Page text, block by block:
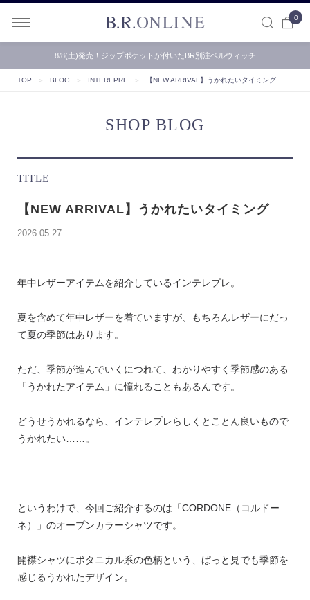
0
8/8(土)発売！ジップポケットが付いたBR別注ベルウィッチ
TOP ＞ BLOG ＞ INTEREPRE ＞ 【NEW ARRIVAL】うかれたいタイミング
SHOP BLOG
TITLE
【NEW ARRIVAL】うかれたいタイミング
2026.05.27
年中レザーアイテムを紹介しているインテレプレ。
夏を含めて年中レザーを着ていますが、もちろんレザーにだっ
て夏の季節はあります。
ただ、季節が進んでいくにつれて、わかりやすく季節感のある
「うかれたアイテム」に憧れることもあるんです。
どうせうかれるなら、インテレプレらしくとことん良いもので
うかれたい……。
というわけで、今回ご紹介するのは「CORDONE（コルドー
ネ）」のオープンカラーシャツです。
開襟シャツにボタニカル系の色柄という、ぱっと見でも季節を
感じるうかれたデザイン。